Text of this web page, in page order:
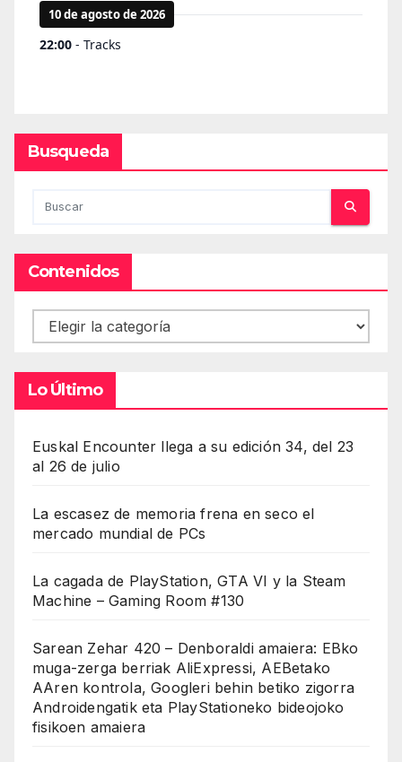
Busqueda
Contenidos
Contenidos
Lo Último
Euskal Encounter llega a su edición 34, del 23
al 26 de julio
La escasez de memoria frena en seco el
mercado mundial de PCs
La cagada de PlayStation, GTA VI y la Steam
Machine – Gaming Room #130
Sarean Zehar 420 – Denboraldi amaiera: EBko
muga-zerga berriak AliExpressi, AEBetako
AAren kontrola, Googleri behin betiko zigorra
Androidengatik eta PlayStationeko bideojoko
fisikoen amaiera